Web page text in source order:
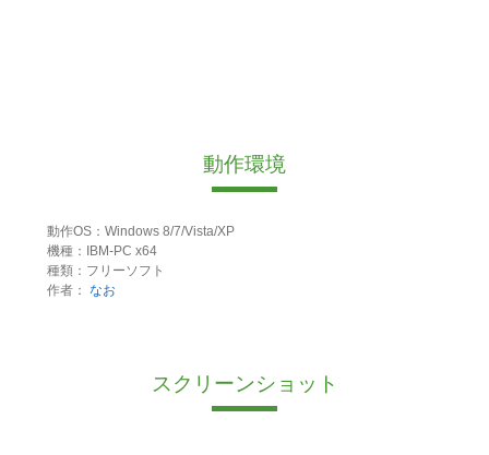
動作環境
動作OS：Windows 8/7/Vista/XP
機種：IBM-PC x64
種類：フリーソフト
作者： なお
スクリーンショット